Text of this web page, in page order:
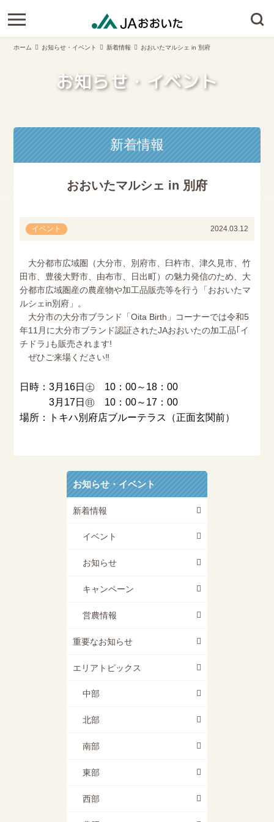
ホーム お知らせ・イベント 新着情報 おおいたマルシェ in 別府
お知らせ・イベント
お知らせ・イベント
新着情報
イベント
お知らせ
キャンペーン
営農情報
重要なお知らせ
エリアトピックス
中部
北部
南部
東部
西部
新着情報
おおいたマルシェ in 別府
イベント 2024.03.12
大分都市広域圏（大分市、別府市、臼杵市、津久見市、竹
田市、豊後大野市、由布市、日出町）の魅力発信のため、大
分都市広域圏産の農産物や加工品販売等を行う「おおいたマ
ルシェin別府」。
大分市の大分市ブランド「Oita Birth」コーナーでは令和5
年11月に大分市ブランド認証されたJAおおいたの加工品｢イ
チドラ｣も販売されます!
ぜひご来場ください‼
日時：3月16日㊏ 10：00～18：00
3月17日㊐ 10：00～17：00
場所：トキハ別府店ブルーテラス（正面玄関前）